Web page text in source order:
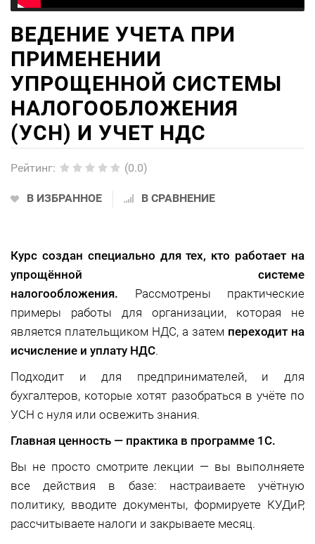
ВЕДЕНИЕ УЧЕТА ПРИ
ПРИМЕНЕНИИ
УПРОЩЕННОЙ СИСТЕМЫ
НАЛОГООБЛОЖЕНИЯ
(УСН) И УЧЕТ НДС
Рейтинг: (0.0)
В ИЗБРАННОЕ В СРАВНЕНИЕ
Курс создан специально для тех, кто работает на
упрощённой системе
налогообложения. Рассмотрены практические
примеры работы для организации, которая не
является плательщиком НДС, а затем переходит на
исчисление и уплату НДС.
Подходит и для предпринимателей, и для
бухгалтеров, которые хотят разобраться в учёте по
УСН с нуля или освежить знания.
Главная ценность — практика в программе 1С.
Вы не просто смотрите лекции — вы выполняете
все действия в базе: настраиваете учётную
политику, вводите документы, формируете КУДиР,
рассчитываете налоги и закрываете месяц.